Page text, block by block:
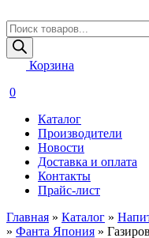
Поиск
товаров
Корзина
0
Каталог
Производители
Новости
Доставка и оплата
Контакты
Прайс-лист
Главная » Каталог »
» Фанта Япония »